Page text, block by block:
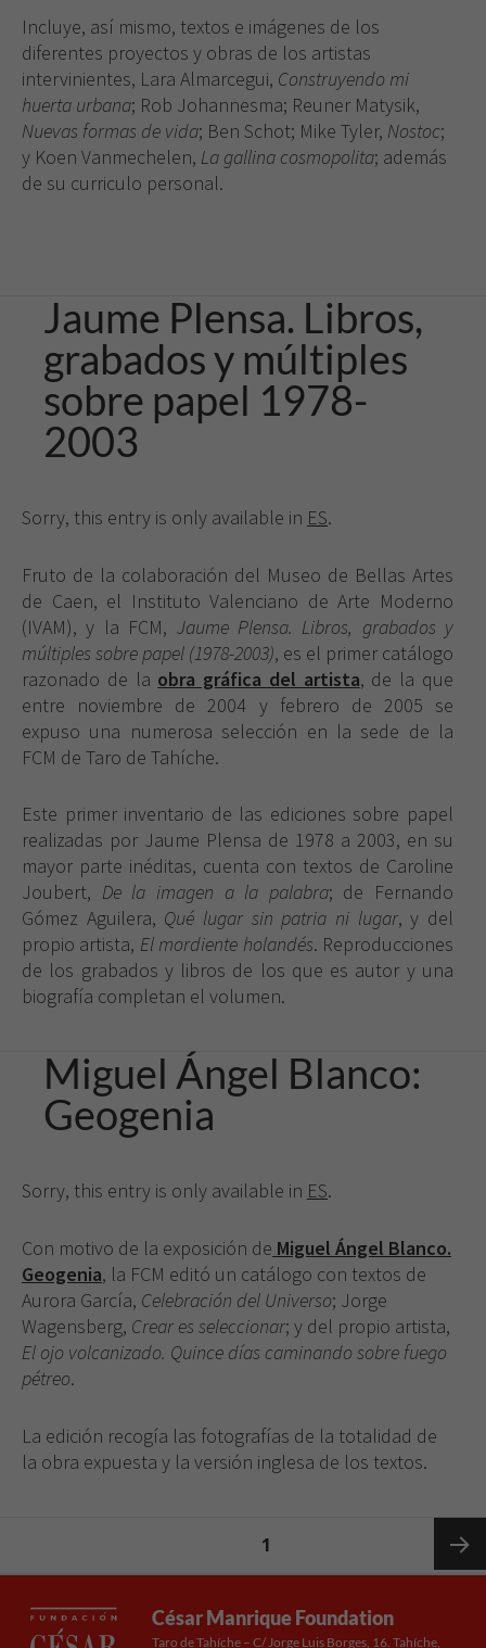
Incluye, así mismo, textos e imágenes de los
diferentes proyectos y obras de los artistas
intervinientes, Lara Almarcegui, Construyendo mi
huerta urbana; Rob Johannesma; Reuner Matysik,
Nuevas formas de vida; Ben Schot; Mike Tyler, Nostoc;
y Koen Vanmechelen, La gallina cosmopolita; además
de su curriculo personal.
Jaume Plensa. Libros,
grabados y múltiples
sobre papel 1978-
2003
Sorry, this entry is only available in ES.
Fruto de la colaboración del Museo de Bellas Artes
de Caen, el Instituto Valenciano de Arte Moderno
(IVAM), y la FCM, Jaume Plensa. Libros, grabados y
múltiples sobre papel (1978-2003), es el primer catálogo
razonado de la obra gráfica del artista, de la que
entre noviembre de 2004 y febrero de 2005 se
expuso una numerosa selección en la sede de la
FCM de Taro de Tahíche.
Este primer inventario de las ediciones sobre papel
realizadas por Jaume Plensa de 1978 a 2003, en su
mayor parte inéditas, cuenta con textos de Caroline
Joubert, De la imagen a la palabra; de Fernando
Gómez Aguilera, Qué lugar sin patria ni lugar, y del
propio artista, El mordiente holandés. Reproducciones
de los grabados y libros de los que es autor y una
biografía completan el volumen.
Miguel Ángel Blanco:
Geogenia
Sorry, this entry is only available in ES.
Con motivo de la exposición de Miguel Ángel Blanco.
Geogenia, la FCM editó un catálogo con textos de
Aurora García, Celebración del Universo; Jorge
Wagensberg, Crear es seleccionar; y del propio artista,
El ojo volcanizado. Quince días caminando sobre fuego
pétreo.
La edición recogía las fotografías de la totalidad de
la obra expuesta y la versión inglesa de los textos.
pagination
1
César Manrique Foundation
Taro de Tahíche – C/ Jorge Luis Borges, 16. Tahíche,